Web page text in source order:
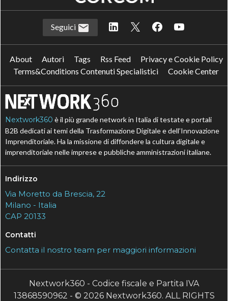
Seguici
About Autori Tags Rss Feed
Privacy e Cookie Policy
Terms&Conditions Contenuti Specialistici
Cookie Center
Nextwork360 è il più grande network in Italia di testate e portali
B2B dedicati ai temi della Trasformazione Digitale e dell’Innovazione
Imprenditoriale. Ha la missione di diffondere la cultura digitale e
imprenditoriale nelle imprese e pubbliche amministrazioni italiane.
Indirizzo
Via Moretto da Brescia, 22
Milano - Italia
CAP 20133
Contatti
Contatta il nostro team per maggiori informazioni
Nextwork360 - Codice fiscale e Partita IVA
13868590962 - © 2026 Nextwork360. ALL RIGHTS